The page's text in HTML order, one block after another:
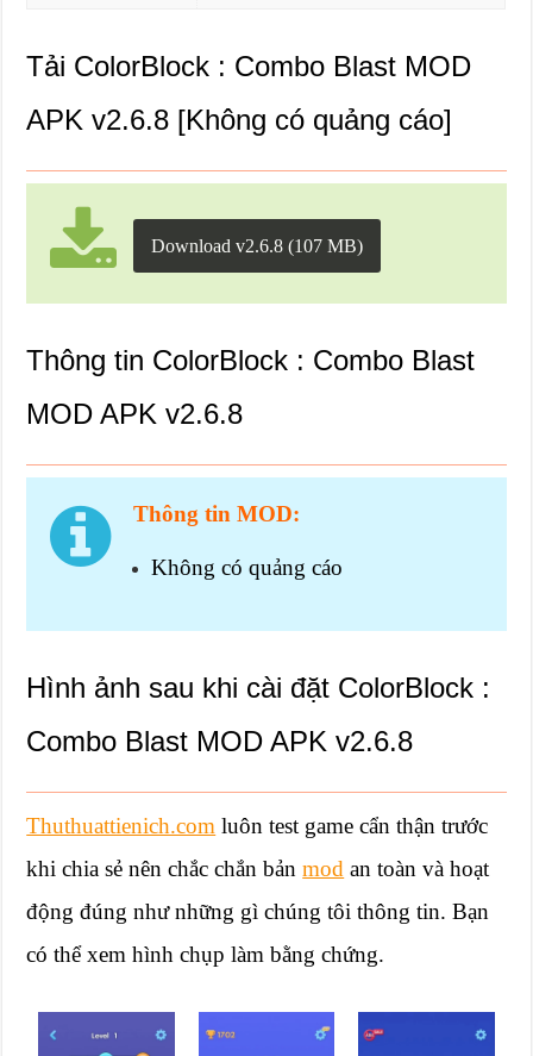
Tải ColorBlock : Combo Blast MOD
APK v2.6.8 [Không có quảng cáo]
Download v2.6.8 (107 MB)
Thông tin ColorBlock : Combo Blast
MOD APK v2.6.8
Thông tin MOD:
Không có quảng cáo
Hình ảnh sau khi cài đặt ColorBlock :
Combo Blast MOD APK v2.6.8
Thuthuattienich.com luôn test game cẩn thận trước
khi chia sẻ nên chắc chắn bảnmod an toàn và hoạt
động đúng như những gì chúng tôi thông tin. Bạn
có thể xem hình chụp làm bằng chứng.